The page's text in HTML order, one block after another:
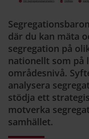
där du kan mäta
segregation på
nationellt som på
områdesnivå.
analysera
stödja ett
motverka
samhället.